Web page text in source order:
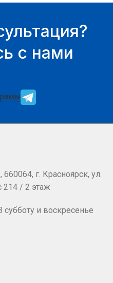
с нами
г. Красноярск, ул.
214 / 2 этаж
и воскресенье